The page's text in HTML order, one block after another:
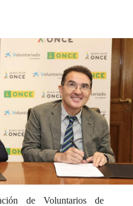
de Voluntarios de